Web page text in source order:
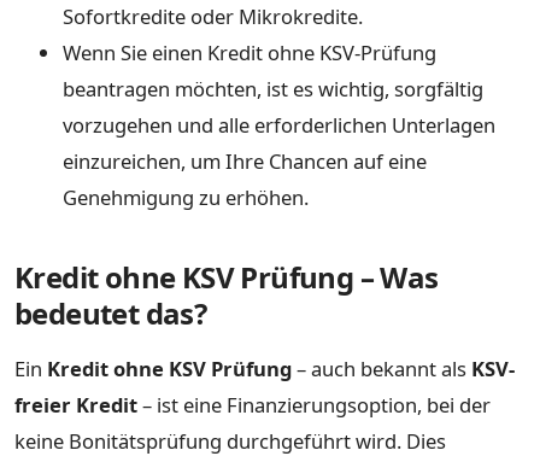
Sofortkredite oder Mikrokredite.
Wenn Sie einen Kredit ohne KSV-Prüfung
beantragen möchten, ist es wichtig, sorgfältig
vorzugehen und alle erforderlichen Unterlagen
einzureichen, um Ihre Chancen auf eine
Genehmigung zu erhöhen.
Kredit ohne KSV Prüfung – Was
bedeutet das?
Ein Kredit ohne KSV Prüfung– auch bekannt als KSV-
freier Kredit– ist eine Finanzierungsoption, bei der
keine Bonitätsprüfung durchgeführt wird. Dies